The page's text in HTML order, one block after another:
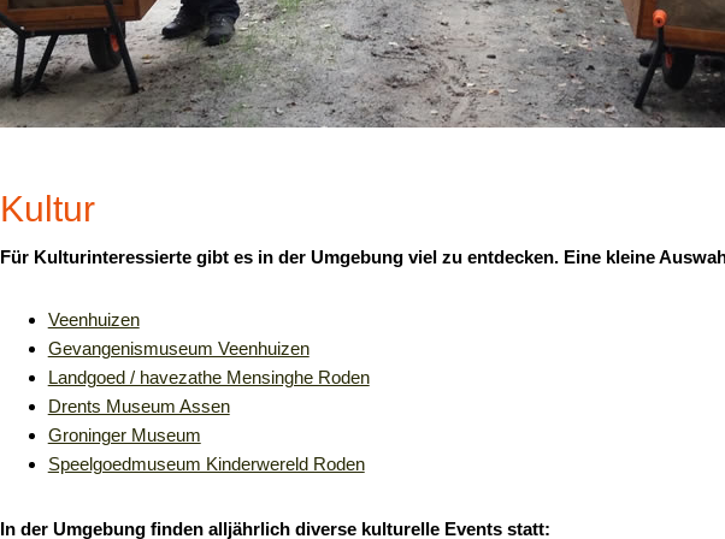
Kultur
Für Kulturinteressierte gibt es in der Umgebung viel zu entdecken. Eine kleine
Veenhuizen
Gevangenismuseum Veenhuizen
Landgoed / havezathe Mensinghe Roden
Drents Museum Assen
Groninger Museum
Speelgoedmuseum Kinderwereld Roden
In der Umgebung finden alljährlich diverse kulturelle Events statt: